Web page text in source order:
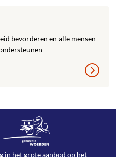
bevorderen en alle mensen
in het grote aanbod op het